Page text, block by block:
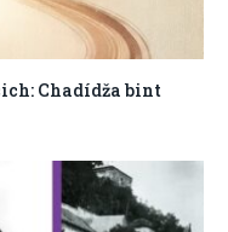
Chadídža bint